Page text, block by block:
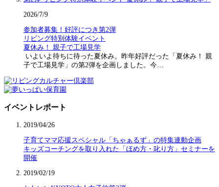
2026/7/9
参加者募集！好評につき第2弾
リビング特別体験イベント
夏休み！ 親子で工場見学
いよいよ待ちに待った夏休み。昨年好評だった「夏休み！ 親
子で工場見学」の第2弾を企画しました。今…
イベントレポート
2019/04/26
子育てママ応援スペシャル「ちゃぁるず」の特集連動企画
キッズコーチングを取り入れた「ほめ方・叱り方」セミナーを
開催
2019/02/19